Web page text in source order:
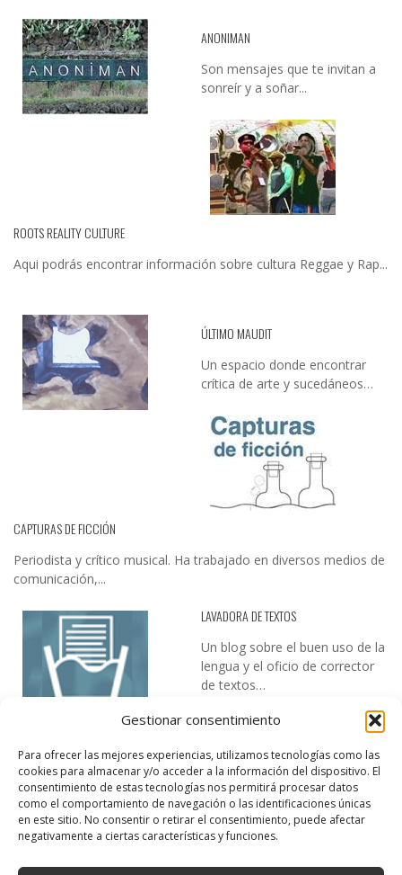
Gestionar consentimiento
Para ofrecer las mejores experiencias, utilizamos tecnologías como las
cookies para almacenar y/o acceder a la información del dispositivo. El
consentimiento de estas tecnologías nos permitirá procesar datos
como el comportamiento de navegación o las identificaciones únicas
en este sitio. No consentir o retirar el consentimiento, puede afectar
negativamente a ciertas características y funciones.
ANONIMAN
Son mensajes que te invitan a
sonreír y a soñar...
ROOTS REALITY CULTURE
Aqui podrás encontrar información sobre cultura Reggae y Rap...
ÚLTIMO MAUDIT
Un espacio donde encontrar
crítica de arte y sucedáneos…
CAPTURAS DE FICCIÓN
Periodista y crítico musical. Ha trabajado en diversos medios de
comunicación,...
LAVADORA DE TEXTOS
Un blog sobre el buen uso de la
lengua y el oficio de corrector
de textos…
DESIREE MARTÍN